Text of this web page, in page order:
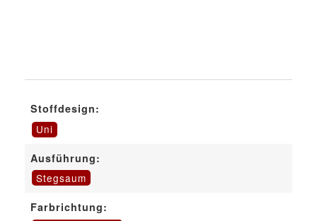
Stoffdesign:
Uni
Ausführung:
Stegsaum
Farbrichtung: